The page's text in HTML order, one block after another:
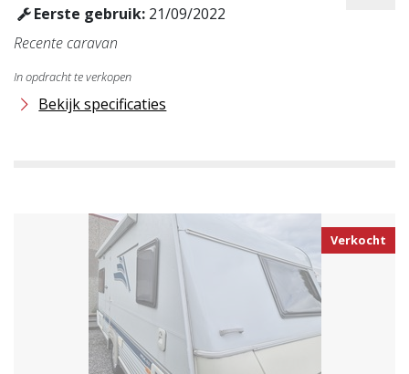
Eerste gebruik: 21/09/2022
Recente caravan
In opdracht te verkopen
Bekijk specificaties
Verkocht